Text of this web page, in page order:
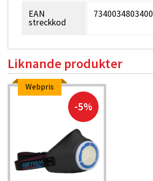
EAN
streckkod
7340034803400
Liknande produkter
Webpris
-5%